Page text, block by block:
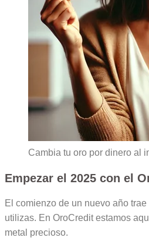
Cambia tu oro por dinero al
Empezar el 2025 con el
El comienzo de un nuevo año
utilizas. En OroCredit estamos
metal precioso.